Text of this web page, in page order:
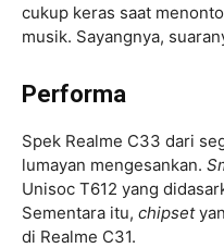
cukup keras saat
musik. Sayangnya,
Performa
Spek Realme C33 dari
lumayan mengesankan.
Unisoc T612 yang
Sementara itu, chipset
di Realme C31.